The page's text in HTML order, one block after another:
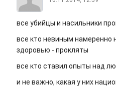
все убийцы и насильники
все кто невиным намеренно
здоровью - прокляты
все кто ставил опыты над
и не важно, какая у них